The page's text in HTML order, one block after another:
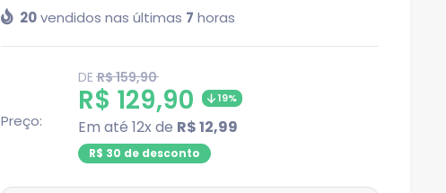
20vendidos nas últimas 7 horas
Preço:
DETranslation
missing:
pt-
BR.product.general.regular_price
R$ 159,90
Translation
missing:
pt-
R$ 129,90 19%
Em até 12x de R$ 12,99
R$ 30 de desconto